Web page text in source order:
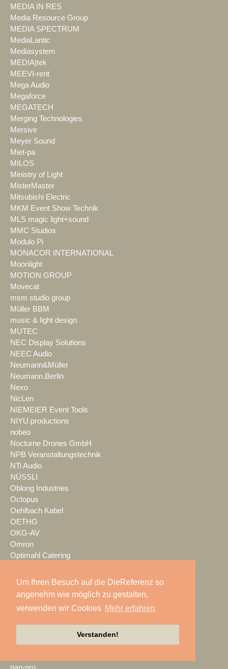
Um Ihren Besuch auf die DieReferenz so
angenehm wie möglich zu gestalten,
verwenden wir Cookies Mehr erfahren
Verstanden!
MEDIA IN RES
Media Resource Group
MEDIA SPECTRUM
MediaLantic
Mediasystem
MEDIA|tek
MEEVI-rent
Mega Audio
Megaforce
MEGATECH
Merging Technologies
Mersive
Meyer Sound
Miet-pa
MILOS
Ministry of Light
MisterMaster
Mitsubishi Electric
MKM Event Show Technik
MLS magic light+sound
MMC Studios
Modulo Pi
MONACOR INTERNATIONAL
Moonlight
MOTION GROUP
Movecat
msm studio group
Müller BBM
music & light design
MUTEC
NEC Display Solutions
NEEC Audio
Neumann&Müller
Neumann.Berlin
Nexo
NicLen
NIEMEIER Event Tools
NIYU.productions
nobeo
Nocturne Drones GmbH
NPB Veranstaltungstechnik
NTi Audio
NÜSSLI
Oblong Industries
Octopus
Oehlbach Kabel
OETHG
OKG-AV
Omron
Optimahl Catering
ORANGE PRODUCTION DG
Otto Events
P2 Veranstaltungstechnik
PA-Line
PAM/events